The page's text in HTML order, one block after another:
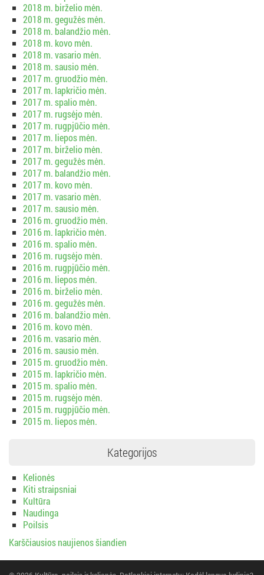
2018 m. birželio mėn.
2018 m. gegužės mėn.
2018 m. balandžio mėn.
2018 m. kovo mėn.
2018 m. vasario mėn.
2018 m. sausio mėn.
2017 m. gruodžio mėn.
2017 m. lapkričio mėn.
2017 m. spalio mėn.
2017 m. rugsėjo mėn.
2017 m. rugpjūčio mėn.
2017 m. liepos mėn.
2017 m. birželio mėn.
2017 m. gegužės mėn.
2017 m. balandžio mėn.
2017 m. kovo mėn.
2017 m. vasario mėn.
2017 m. sausio mėn.
2016 m. gruodžio mėn.
2016 m. lapkričio mėn.
2016 m. spalio mėn.
2016 m. rugsėjo mėn.
2016 m. rugpjūčio mėn.
2016 m. liepos mėn.
2016 m. birželio mėn.
2016 m. gegužės mėn.
2016 m. balandžio mėn.
2016 m. kovo mėn.
2016 m. vasario mėn.
2016 m. sausio mėn.
2015 m. gruodžio mėn.
2015 m. lapkričio mėn.
2015 m. spalio mėn.
2015 m. rugsėjo mėn.
2015 m. rugpjūčio mėn.
2015 m. liepos mėn.
Kategorijos
Kelionės
Kiti straipsniai
Kultūra
Naudinga
Poilsis
Karščiausios naujienos šiandien